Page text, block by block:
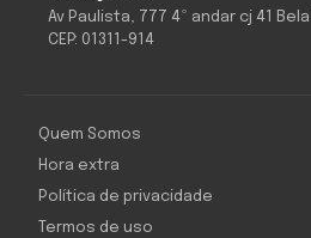
Av Paulista, 777 4º andar cj 41
CEP: 01311-914
Quem Somos
Hora extra
Política de privacidade
Termos de uso